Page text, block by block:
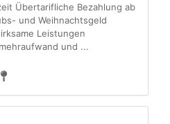
Übertarifliche Bezahlung ab
und Weihnachtsgeld
Leistungen
und ...